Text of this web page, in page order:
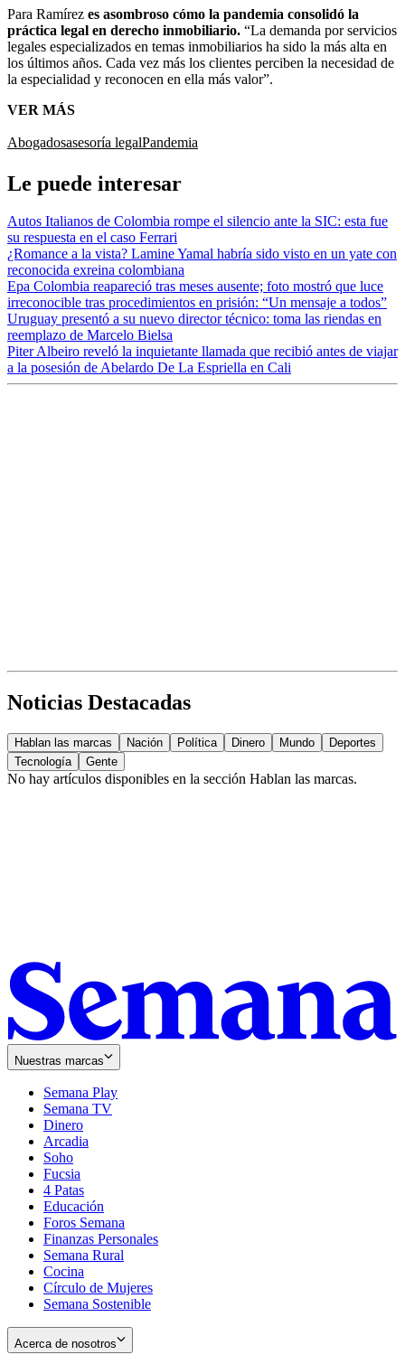
Para Ramírez es asombroso cómo la pandemia consolidó la
práctica legal en derecho inmobiliario. “La demanda por servicios
legales especializados en temas inmobiliarios ha sido la más alta en
los últimos años. Cada vez más los clientes perciben la necesidad de
la especialidad y reconocen en ella más valor”.
VER MÁS
Abogadosasesoría legalPandemia
Le puede interesar
Autos Italianos de Colombia rompe el silencio ante la SIC: esta fue
su respuesta en el caso Ferrari
¿Romance a la vista? Lamine Yamal habría sido visto en un yate con
reconocida exreina colombiana
Epa Colombia reapareció tras meses ausente; foto mostró que luce
irreconocible tras procedimientos en prisión: “Un mensaje a todos”
Uruguay presentó a su nuevo director técnico: toma las riendas en
reemplazo de Marcelo Bielsa
Piter Albeiro reveló la inquietante llamada que recibió antes de viajar
a la posesión de Abelardo De La Espriella en Cali
Noticias Destacadas
Hablan las marcas Nación Política Dinero Mundo
Deportes
Tecnología
Gente
No hay artículos disponibles en la sección Hablan las marcas.
Nuestras marcas
Semana Play
Semana TV
Dinero
Arcadia
Soho
in
new
window
Fucsia
in
new
window
4 Patas
Educación
Foros Semana
Finanzas Personales
Semana Rural
Cocina
Círculo de Mujeres
Semana Sostenible
Acerca de nosotros